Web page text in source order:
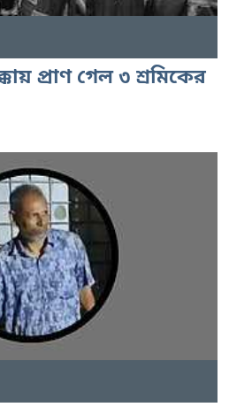
প্রাণ গেল ৩ শ্রমিকের